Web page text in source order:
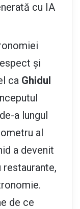
cu IA
și
ca Ghidul
a lungul
al
a devenit
de ce